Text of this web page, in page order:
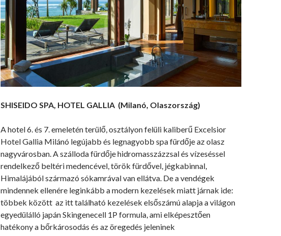
SHISEIDO SPA, HOTEL GALLIA (Milanó, Olaszország)
A hotel 6. és 7. emeletén terülő, osztályon felüli kaliberű Excelsior
Hotel Gallia Milánó legújabb és legnagyobb spa fürdője az olasz
nagyvárosban. A szálloda fürdője hidromasszázzsal és vízeséssel
rendelkező beltéri medencével, török fürdővel, jégkabinnal,
Himalájából származó sókamrával van ellátva. De a vendégek
mindennek ellenére leginkább a modern kezelések miatt járnak ide:
többek között az itt található kezelések elsőszámú alapja a világon
egyedülálló japán Skingenecell 1P formula, ami elképesztően
hatékony a bőrkárosodás és az öregedés jeleninek